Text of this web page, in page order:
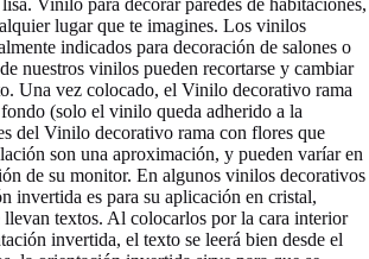
Vinilo para decorar paredes de habitaciones,
lugar que te imagines. Los vinilos
indicados para decoración de salones o
nuestros vinilos pueden recortarse y cambiar
Una vez colocado, el Vinilo decorativo rama
(solo el vinilo queda adherido a la
del Vinilo decorativo rama con flores que
son una aproximación, y pueden varíar en
de su monitor. En algunos vinilos decorativos
invertida es para su aplicación en cristal,
llevan textos. Al colocarlos por la cara interior
invertida, el texto se leerá bien desde el